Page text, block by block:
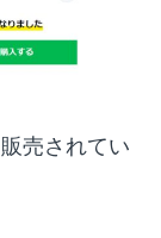
売されてい